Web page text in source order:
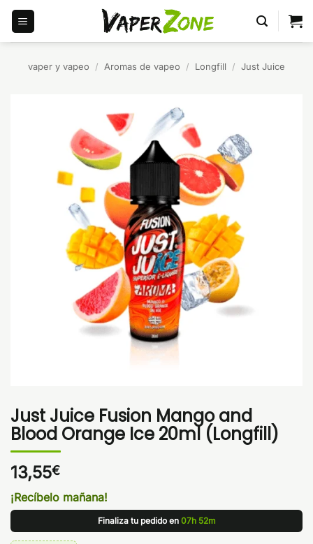
Saltar
contenido
vaper y vapeo / Aromas de vapeo / Longfill / Just Juice
Just Juice Fusion Mango and
Blood Orange Ice 20ml (Longfill)
13,55€
¡Recíbelo mañana!
Finaliza tu pedido en 07h 52m